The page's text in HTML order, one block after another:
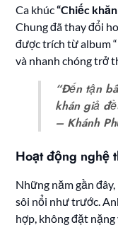
Ca khúc“Chiếc
Chung đã thay đổi
được trích từ album
và nhanh chóng trở
“Đến tận
khán giả
– Khánh
Hoạt động nghệ
Những năm gần đây,
sôi nổi như trước.
hợp, không đặt